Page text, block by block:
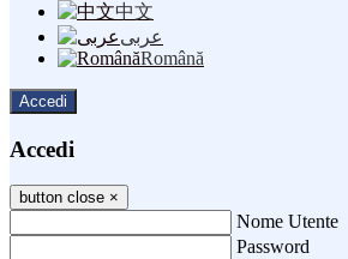
中文
عربى
Română
Accedi
Accedi
button close ×
Nome Utente
Password